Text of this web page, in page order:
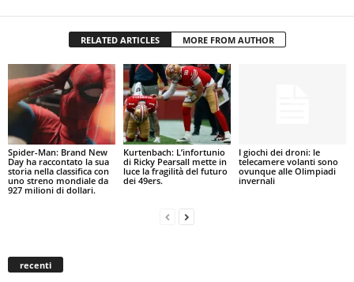
RELATED ARTICLES MORE FROM AUTHOR
Spider-Man: Brand New
Day ha raccontato la sua
storia nella classifica con
uno streno mondiale da
927 milioni di dollari.
Kurtenbach: L’infortunio
di Ricky Pearsall mette in
luce la fragilità del futuro
dei 49ers.
I giochi dei droni: le
telecamere volanti sono
ovunque alle Olimpiadi
invernali
recenti